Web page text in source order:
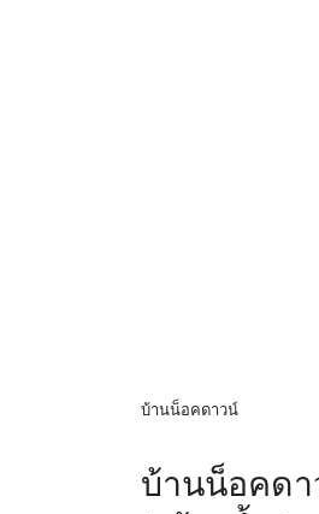
บ้านน็อคดาวน์
บ้านน็อคดา